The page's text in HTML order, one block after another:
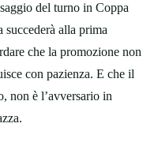
del turno in Coppa
succederà alla prima
che la promozione non
con pazienza. E che il
non è l’avversario in